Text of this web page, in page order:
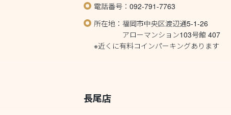
電話番号：092-791-7763
所在地：福岡市中央区渡辺通5-1-26
アローマンション103号館 407
※近くに有料コインパーキングあります
長尾店